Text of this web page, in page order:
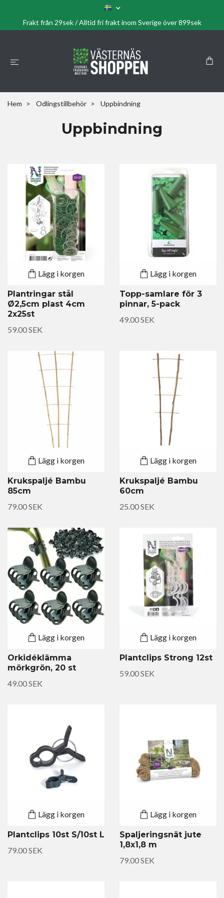
Frakt från 29sek / Alltid fri frakt inom Sverige över 899sek
Hem Odlingstillbehör Uppbindning
Uppbindning
Lägg i korgen
Plantringar stål
Ø2,5cm plast 4cm
2x25st
59.00 SEK
Lägg i korgen
Topp-samlare för 3
pinnar, 5-pack
49.00 SEK
Lägg i korgen
Krukspaljé Bambu
85cm
79.00 SEK
Lägg i korgen
Krukspaljé Bambu
60cm
25.00 SEK
Lägg i korgen
Orkidéklämma
mörkgrön, 20 st
49.00 SEK
Lägg i korgen
Plantclips Strong 12st
59.00 SEK
Lägg i korgen
Plantclips 10st S/10st L
79.00 SEK
Lägg i korgen
Spaljeringsnät jute
1,8x1,8 m
79.00 SEK